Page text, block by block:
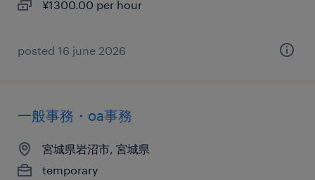
¥1300.00 per hour
posted 16 june 2026
一般事務・oa事務
宮城県岩沼市, 宮城県
temporary